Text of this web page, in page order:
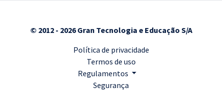
© 2012 - 2026 Gran Tecnologia e Educação S/A
Política de privacidade
Termos de uso
Regulamentos
Segurança